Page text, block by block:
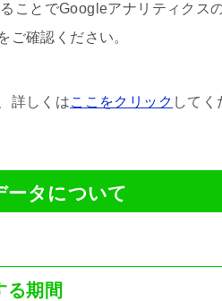
ことでGoogleアナリティクス
ご確認ください。
詳しくはここをクリック してく
ータについて
る期間